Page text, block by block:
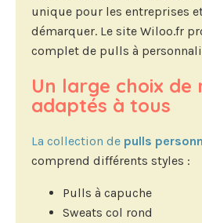
unique pour les entreprises
démarquer. Le site Wiloo.fr
complet de pulls à
Un large choix de
adaptés à tous
La collection de pulls
comprend différents styles :
Pulls à capuche
Sweats col rond